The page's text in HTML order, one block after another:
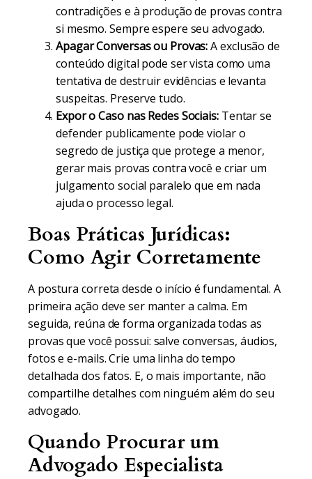
contradições e à produção de provas contra
si mesmo. Sempre espere seu advogado.
Apagar Conversas ou Provas:A exclusão de
conteúdo digital pode ser vista como uma
tentativa de destruir evidências e levanta
suspeitas. Preserve tudo.
Expor o Caso nas Redes Sociais:Tentar se
defender publicamente pode violar o
segredo de justiça que protege a menor,
gerar mais provas contra você e criar um
julgamento social paralelo que em nada
ajuda o processo legal.
Boas Práticas Jurídicas:
Como Agir Corretamente
A postura correta desde o início é fundamental. A
primeira ação deve ser manter a calma. Em
seguida, reúna de forma organizada todas as
provas que você possui: salve conversas, áudios,
fotos e e-mails. Crie uma linha do tempo
detalhada dos fatos. E, o mais importante, não
compartilhe detalhes com ninguém além do seu
advogado.
Quando Procurar um
Advogado Especialista